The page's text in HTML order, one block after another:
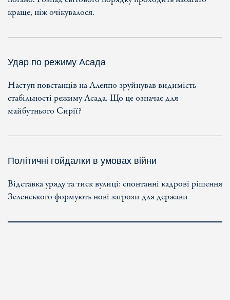
краще, ніж очікувалося.
Удар по режиму Асада
Наступ повстанців на Алеппо зруйнував видимість
стабільності режиму Асада. Що це означає для
майбутнього Сирії?
Політичні гойдалки в умовах війни
Відставка уряду та тиск вулиці: спонтанні кадрові рішення
Зеленського формують нові загрози для держави